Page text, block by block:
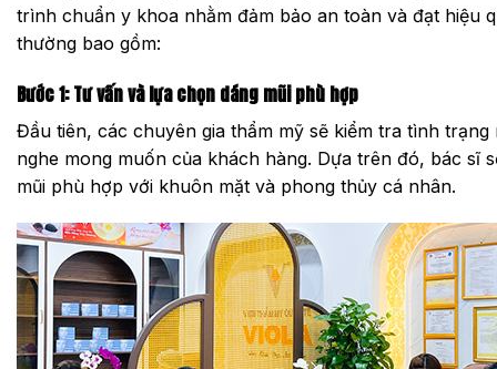
trình chuẩn y khoa nhằm đảm bảo an toàn và đạt hiệu
thường bao gồm:
Bước 1: Tư vấn và lựa chọn dáng mũi phù hợp
Đầu tiên, các chuyên gia thẩm mỹ sẽ kiểm tra tình trạng
nghe mong muốn của khách hàng. Dựa trên đó, bác sĩ
mũi phù hợp với khuôn mặt và phong thủy cá nhân.